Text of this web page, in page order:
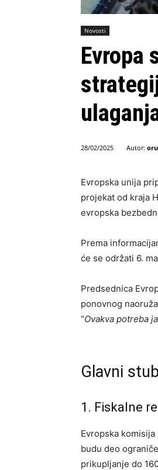
Novosti
Evropa
28/02/2025 Autor:
Evropska unija
projekat od kraja
evropska
Prema
će se održati 6.
Predsednica
ponovnog
“Ovakva potreba
Glavni
1. Fiskalne
Evropska
budu deo
prikupljanje do